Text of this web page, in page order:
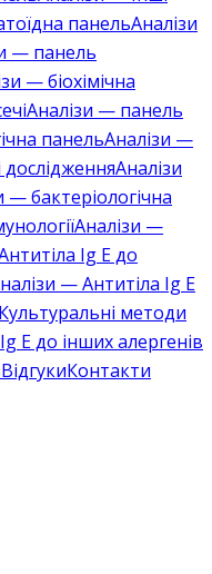
панельАналізи
— панель
— біохімічна
Аналізи — панель
панельАналізи —
Аналізи
— бактеріологічна
Аналізи —
Ig E до
— Антитіла Ig E
методи
E до інших алергенів
ВідгукиКонтакти